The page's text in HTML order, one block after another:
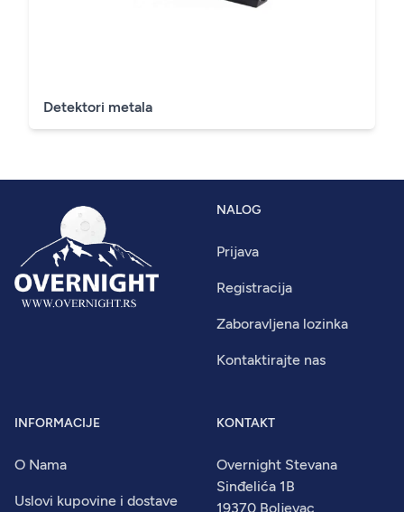
Detektori metala
NALOG
Prijava
Registracija
Zaboravljena lozinka
Kontaktirajte nas
INFORMACIJE
O Nama
Uslovi kupovine i dostave
KONTAKT
Overnight Stevana
Sinđelića 1B
19370 Boljevac